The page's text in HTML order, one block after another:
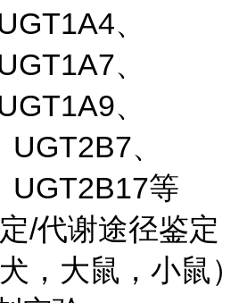
、
、
、
、
UGT2B17等
/代谢途径鉴定
，大鼠，小鼠）